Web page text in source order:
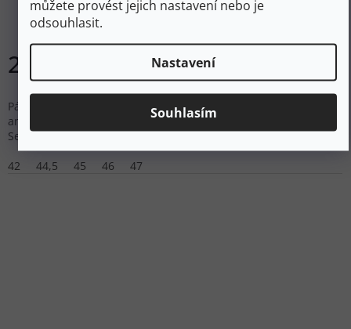
můžete provést jejich nastavení nebo je
odsouhlasit.
Nastavení
Souhlasím
2 797 Kč
Pánské regenerační boty s podešví Vibram XS Trek EVO,
antimikrobiálním vlněným svrškem a stélkou OrthoLite 3D Wave
Sense.
42
44,5 45 46 47